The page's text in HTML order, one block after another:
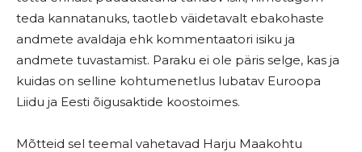
teda kannatanuks, taotleb väidetavalt ebakohaste
andmete avaldaja ehk kommentaatori isiku ja
andmete tuvastamist. Paraku ei ole päris selge, kas ja
kuidas on selline kohtumenetlus lubatav Euroopa
Liidu ja Eesti õigusaktide koostoimes.
Mõtteid sel teemal vahetavad Harju Maakohtu